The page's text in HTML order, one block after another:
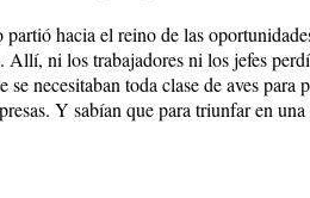
hacia el reino de las
ni los trabajadores ni los jefes
se necesitaban toda clase de aves
Y sabían que para triunfar en